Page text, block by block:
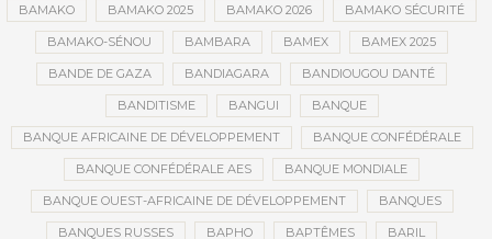
BAMAKO BAMAKO 2025 BAMAKO 2026 BAMAKO SÉCURITÉ
BAMAKO-SÉNOU BAMBARA BAMEX BAMEX 2025
BANDE DE GAZA BANDIAGARA BANDIOUGOU DANTÉ
BANDITISME BANGUI BANQUE
BANQUE AFRICAINE DE DÉVELOPPEMENT BANQUE CONFÉDÉRALE
BANQUE CONFÉDÉRALE AES BANQUE MONDIALE
BANQUE OUEST-AFRICAINE DE DÉVELOPPEMENT BANQUES
BANQUES RUSSES BAPHO BAPTÊMES BARIL